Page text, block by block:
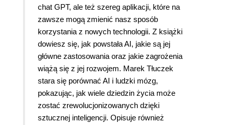
Jeżeli kiedyś za pomocą sztucznej inteligencji
zrobią tak, że jedynym naszym problemem będzie
starość. Ludzie nie będą cierpieć z powodu
nowotworow, czyli nie zachorują na Alzheimera, to
rzeczywiście świat będzie lepszym miejscem.
Jest też rozdział o autonomicznych pojazdach,
dronach i robotach. O nie! Od razu przypomina mi
się seria Terminator z Arnoldem
Schwarzeneggerem. Kiedyś technika może się
obrocić przeciwko człowiekowi. Teraz to widzę. W
chat GPT, ale też szereg aplikacji, które na
zawsze mogą zmienić nasz sposób
korzystania z nowych technologii. Z książki
dowiesz się, jak powstała AI, jakie są jej
główne zastosowania oraz jakie zagrożenia
wiążą się z jej rozwojem. Marek Tłuczek
stara się porównać AI i ludzki mózg,
pokazując, jak wiele dziedzin życia może
zostać zrewolucjonizowanych dzięki
sztucznej inteligencji. Opisuje również